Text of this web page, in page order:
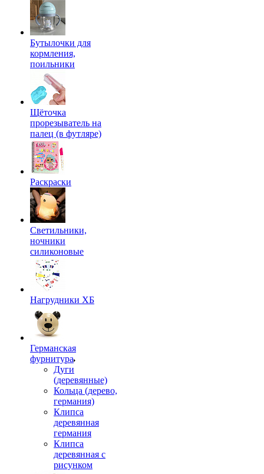
Бутылочки для
кормления,
поильники
Щёточка
прорезыватель на
палец (в футляре)
Раскраски
Светильники,
ночники
силиконовые
Нагрудники ХБ
Германская
фурнитура
Дуги
(деревянные)
Кольца (дерево,
германия)
Клипса
деревянная
германия
Клипса
деревянная с
рисунком